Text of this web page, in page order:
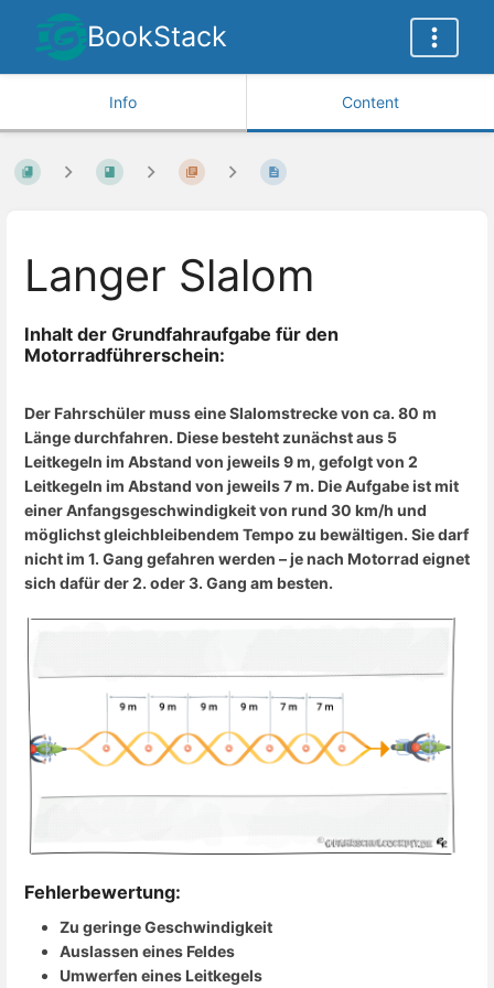
BookStack
Info Content
Langer Slalom
Inhalt der Grundfahraufgabe für den
Motorradführerschein:
Der Fahrschüler muss eine Slalomstrecke von ca. 80 m
Länge durchfahren. Diese besteht zunächst aus 5
Leitkegeln im Abstand von jeweils 9 m, gefolgt von 2
Leitkegeln im Abstand von jeweils 7 m. Die Aufgabe ist mit
einer Anfangsgeschwindigkeit von rund 30 km/h und
möglichst gleichbleibendem Tempo zu bewältigen. Sie darf
nicht im 1. Gang gefahren werden – je nach Motorrad eignet
sich dafür der 2. oder 3. Gang am besten.
Fehlerbewertung:
Zu geringe Geschwindigkeit
Auslassen eines Feldes
Umwerfen eines Leitkegels